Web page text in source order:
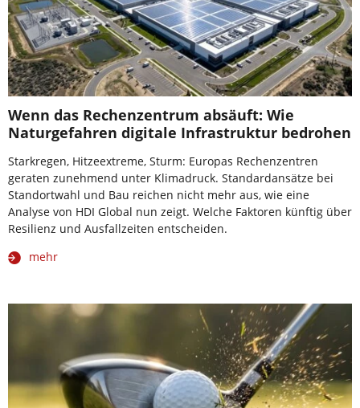
Wenn das Rechenzentrum absäuft: Wie
Naturgefahren digitale Infrastruktur bedrohen
Starkregen, Hitzeextreme, Sturm: Europas Rechenzentren
geraten zunehmend unter Klimadruck. Standardansätze bei
Standortwahl und Bau reichen nicht mehr aus, wie eine
Analyse von HDI Global nun zeigt. Welche Faktoren künftig über
Resilienz und Ausfallzeiten entscheiden.
mehr